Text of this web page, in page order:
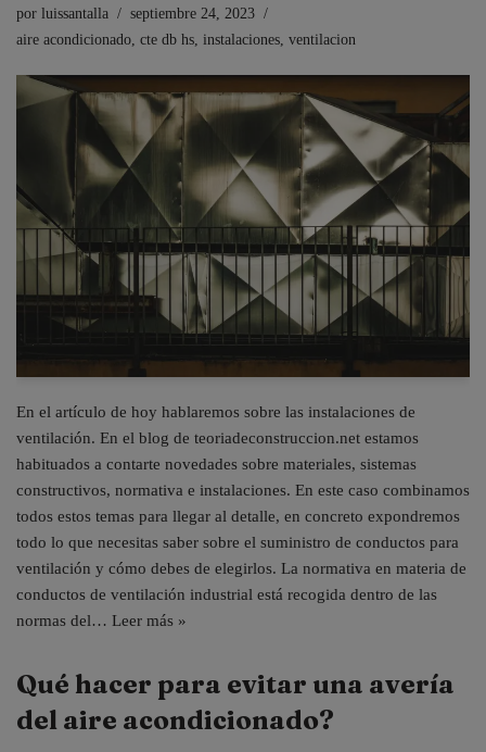
por luissantalla
septiembre 24, 2023
aire acondicionado cte db hs instalaciones ventilacion
En el artículo de hoy hablaremos sobre las instalaciones de
ventilación. En el blog de teoriadeconstruccion.net estamos
habituados a contarte novedades sobre materiales, sistemas
constructivos, normativa e instalaciones. En este caso combinamos
todos estos temas para llegar al detalle, en concreto expondremos
todo lo que necesitas saber sobre el suministro de conductos para
ventilación y cómo debes de elegirlos. La normativa en materia de
conductos de ventilación industrial está recogida dentro de las
normas del… Leer más »
Qué hacer para evitar una avería
del aire acondicionado?